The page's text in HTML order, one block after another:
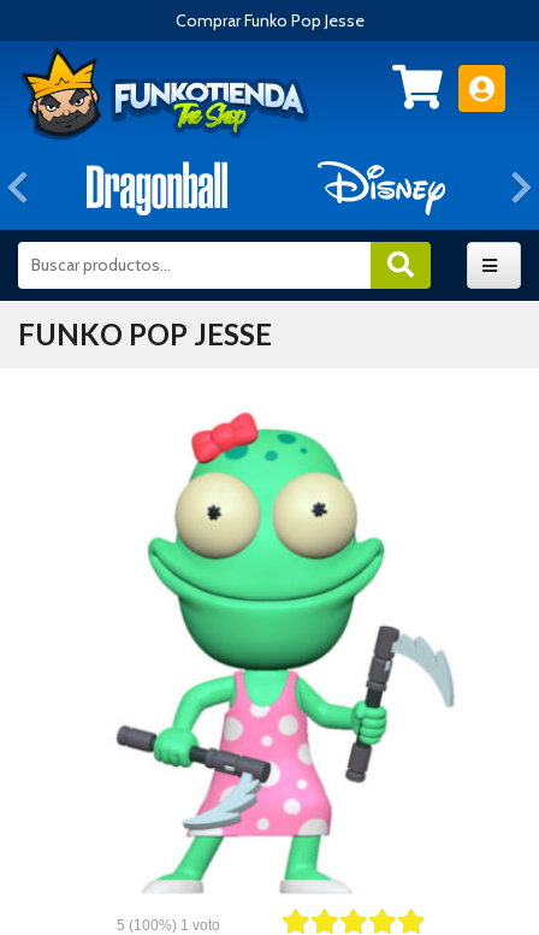
Comprar Funko Pop Jesse
Anterior
FUNKO POP JESSE
5 (100%) 1 voto